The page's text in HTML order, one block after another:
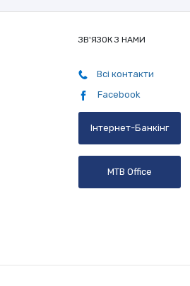
ЗВ'ЯЗОК З НАМИ
Всі контакти
Facebook
Інтернет-Банкінг
MTB Office